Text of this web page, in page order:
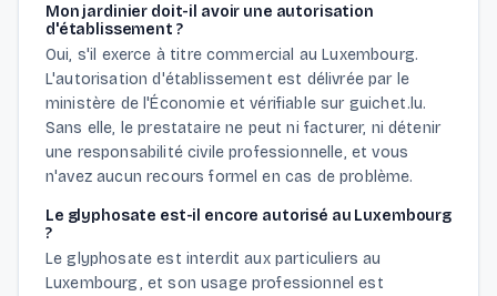
Mon jardinier doit-il avoir une autorisation
d'établissement ?
Oui, s'il exerce à titre commercial au Luxembourg.
L'autorisation d'établissement est délivrée par le
ministère de l'Économie et vérifiable sur guichet.lu.
Sans elle, le prestataire ne peut ni facturer, ni détenir
une responsabilité civile professionnelle, et vous
n'avez aucun recours formel en cas de problème.
Le glyphosate est-il encore autorisé au Luxembourg
?
Le glyphosate est interdit aux particuliers au
Luxembourg, et son usage professionnel est